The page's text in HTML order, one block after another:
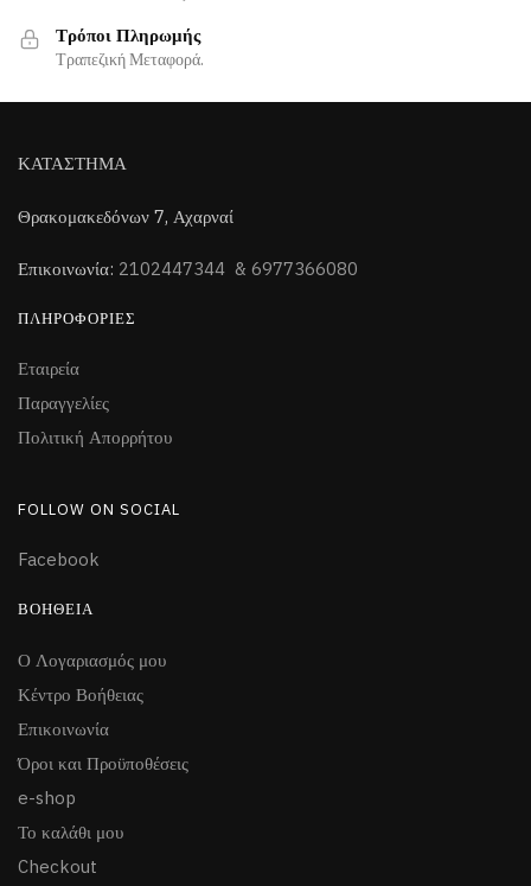
Τρόποι Πληρωμής
Τραπεζική Μεταφορά.
ΚΑΤΑΣΤΗΜΑ
Θρακομακεδόνων 7, Αχαρναί
Επικοινωνία: 2102447344 & 6977366080
ΠΛΗΡΟΦΟΡΊΕΣ
Εταιρεία
Παραγγελίες
Πολιτική Απορρήτου
FOLLOW ON SOCIAL
Facebook
ΒΟΉΘΕΙΑ
Ο Λογαριασμός μου
Κέντρο Βοήθειας
Επικοινωνία
Όροι και Προϋποθέσεις
e-shop
Το καλάθι μου
Checkout